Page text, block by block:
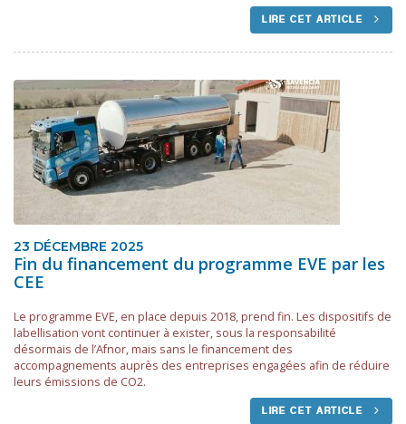
LIRE CET ARTICLE
23 DÉCEMBRE 2025
Fin du financement du programme EVE par les
CEE
Le programme EVE, en place depuis 2018, prend fin. Les dispositifs de
labellisation vont continuer à exister, sous la responsabilité
désormais de l’Afnor, mais sans le financement des
accompagnements auprès des entreprises engagées afin de réduire
leurs émissions de CO2.
LIRE CET ARTICLE